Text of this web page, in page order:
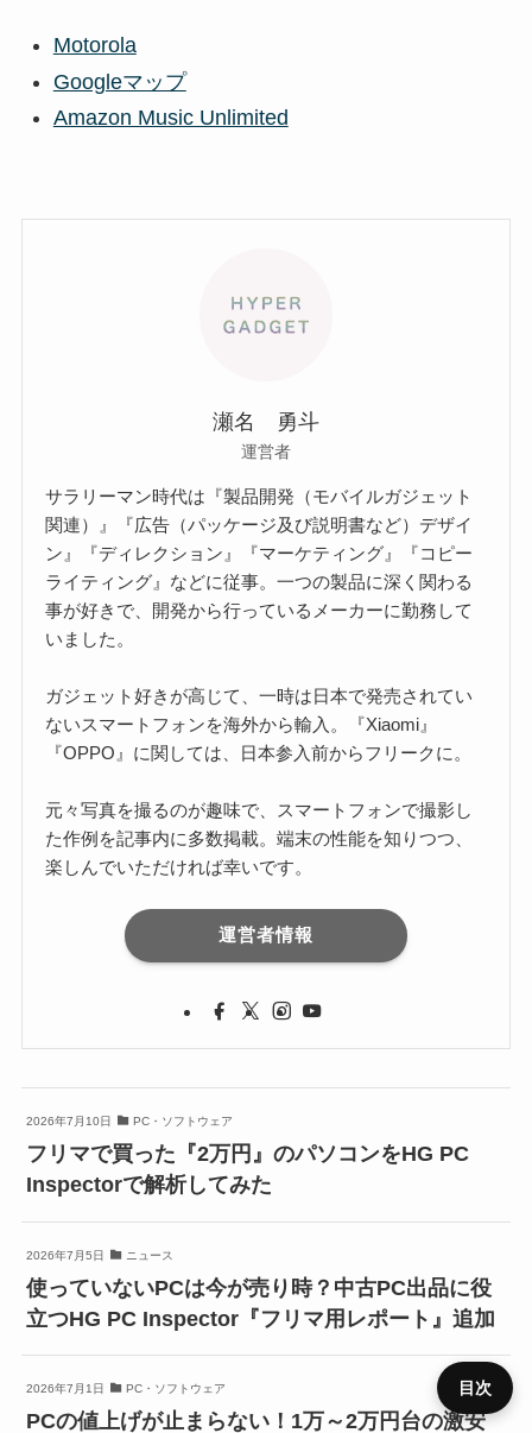
Motorola
Googleマップ
Amazon Music Unlimited
瀬名 勇斗
運営者
サラリーマン時代は『製品開発（モバイルガジェット
関連）』『広告（パッケージ及び説明書など）デザイ
ン』『ディレクション』『マーケティング』『コピー
ライティング』などに従事。一つの製品に深く関わる
事が好きで、開発から行っているメーカーに勤務して
いました。
ガジェット好きが高じて、一時は日本で発売されてい
ないスマートフォンを海外から輸入。『Xiaomi』
『OPPO』に関しては、日本参入前からフリークに。
元々写真を撮るのが趣味で、スマートフォンで撮影し
た作例を記事内に多数掲載。端末の性能を知りつつ、
楽しんでいただければ幸いです。
運営者情報
2026年7月10日 PC・ソフトウェア
フリマで買った『2万円』のパソコンをHG PC
Inspectorで解析してみた
2026年7月5日 ニュース
使っていないPCは今が売り時？中古PC出品に役
立つHG PC Inspector『フリマ用レポート』追加
2026年7月1日 PC・ソフトウェア
PCの値上げが止まらない！1万～2万円台の激安
目次